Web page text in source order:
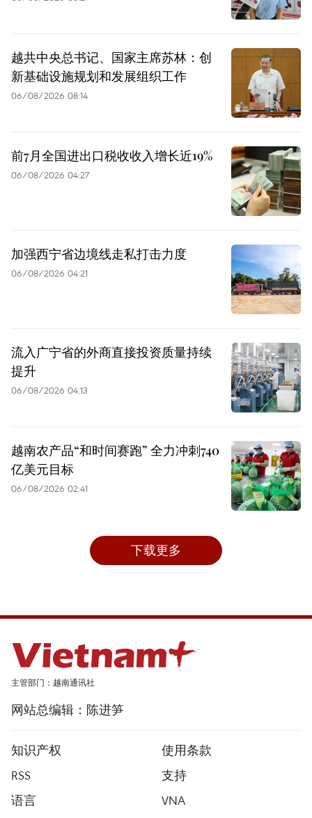
越共中央总书记、国家主席苏林：创
新基础设施规划和发展组织工作
06/08/2026 08:14
前7月全国进出口税收收入增长近19%
06/08/2026 04:27
加强西宁省边境线走私打击力度
06/08/2026 04:21
流入广宁省的外商直接投资质量持续
提升
06/08/2026 04:13
越南农产品“和时间赛跑” 全力冲刺740
亿美元目标
06/08/2026 02:41
下载更多
主管部门：越南通讯社
网站总编辑：陈进笋
知识产权
使用条款
RSS
支持
语言
VNA